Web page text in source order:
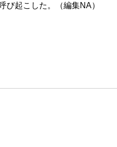
び起こした。（編集NA）